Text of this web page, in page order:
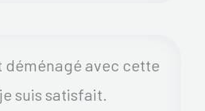
déménagé avec cette
suis satisfait.